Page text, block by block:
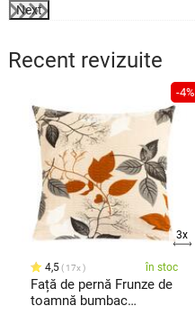
Next
Recent revizuite
-4%
3x
4,5 17x în stoc
Față de pernă Frunze de
toamnă bumbac